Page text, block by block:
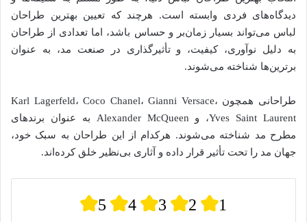
دیدگاه‌های فردی وابسته است. هرچند که تعیین بهترین طراحان
لباس می‌تواند بسیار زمان‌بر و حساس باشد، اما تعدادی از طراحان
به دلیل نوآوری، کیفیت، و تأثیرگذاری در صنعت مد، به عنوان
برترین‌ها شناخته می‌شوند.
طراحانی همچون Karl Lagerfeld، Coco Chanel، Gianni Versace،
Yves Saint Laurent، و Alexander McQueen به عنوان برندهای
مطرح مد شناخته می‌شوند. هرکدام از این طراحان به سبک خود،
جهان مد را تحت تأثیر قرار داده و آثاری بی‌نظیر خلق کرده‌اند.
5 4 3 2 1